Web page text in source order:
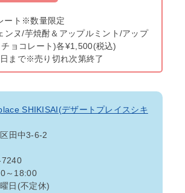
ート※数量限定
ンヌ/芋焼酎＆アップルミント/アップ
ョコレート)各¥1,500(税込)
まで※売り切れ次第終了
SHIKISAI(デザートプレイスシキ
田中3-6-2
～18:00
日(不定休)